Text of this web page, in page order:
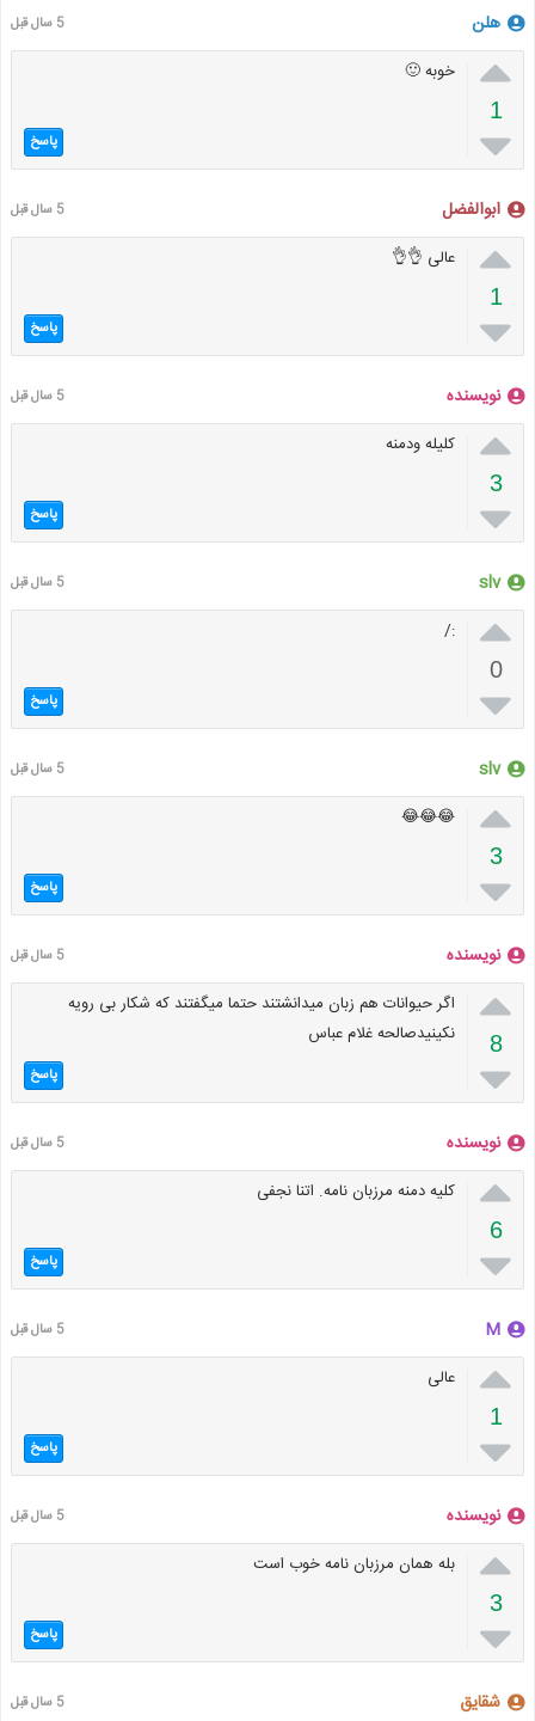
هلن 5 سال قبل

1

خوبه 🙂
پاسخ
ابوالفضل 5 سال قبل

1

عالی 👌👌
پاسخ
نویسنده 5 سال قبل

3

کلیله ودمنه
پاسخ
slv 5 سال قبل

0

:/
پاسخ
slv 5 سال قبل

3

😂😂😂
پاسخ
نویسنده 5 سال قبل

8

اگر حیوانات هم زبان میدانشتند حتما میگفتند که شکار بی رویه
نکینیدصالحه غلام عباس
پاسخ
نویسنده 5 سال قبل

6

کلیه دمنه مرزبان نامه. اتنا نجفی
پاسخ
M 5 سال قبل

1

عالی
پاسخ
نویسنده 5 سال قبل

3

بله همان مرزبان نامه خوب است
پاسخ
شقایق 5 سال قبل